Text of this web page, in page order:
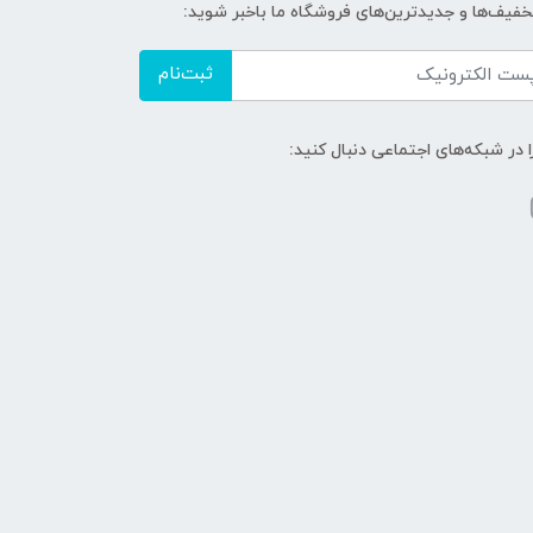
و جدیدترین‌های فروشگاه ما باخبر شوید:
ثبت‌نام
در شبکه‌های اجتماعی دنبال کنید: